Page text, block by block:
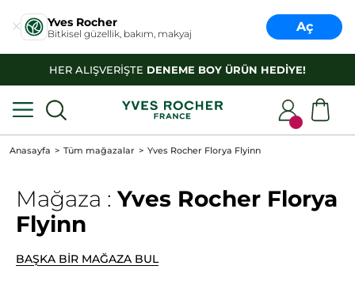
Yves Rocher
Bitkisel güzellik, bakım, makyaj Aç
HER ALIŞVERİŞTE DENEME BOY ÜRÜN HEDİYE!
Anasayfa Tüm mağazalar Yves Rocher Florya Flyinn
Mağaza :Yves Rocher Florya
Flyinn
BAŞKA BİR MAĞAZA BUL